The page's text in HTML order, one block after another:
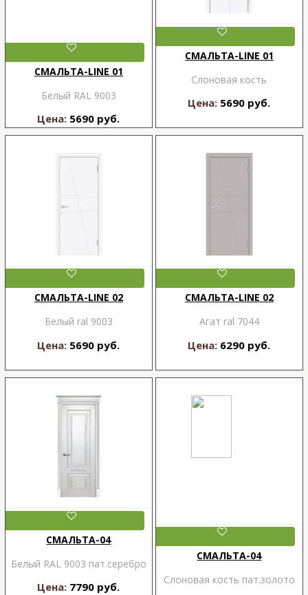
СМАЛЬТА-LINE 01
Белый RAL 9003
Цена: 5690 руб.
СМАЛЬТА-LINE 01
Слоновая кость
Цена: 5690 руб.
СМАЛЬТА-LINE 02
Белый ral 9003
Цена: 5690 руб.
СМАЛЬТА-LINE 02
Агат ral 7044
Цена: 6290 руб.
СМАЛЬТА-04
Белый RAL 9003 пат.серебро
Цена: 7790 руб.
СМАЛЬТА-04
Слоновая кость пат.золото